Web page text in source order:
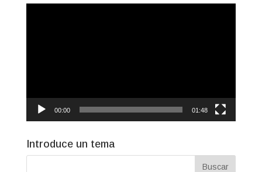
00:00 01:48
Introduce un tema